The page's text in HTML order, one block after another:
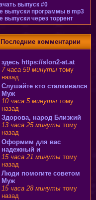
выпуск #0
выпуски программы в mp3
выпуски через торрент
Последние комментарии
здесь https://slon2-at.at
7 часа 59 минутытому
назад
Слушайте кто сталкивался
Муж
10 часа 5 минутытому
назад
Здорова, народ Близкий
13 часа 25 минутытому
назад
Оформим для вас
надежный и
15 часа 21 минутытому
назад
Люди помогите советом
Муж
15 часа 28 минутытому
назад